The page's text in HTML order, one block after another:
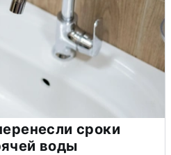
сроки
воды